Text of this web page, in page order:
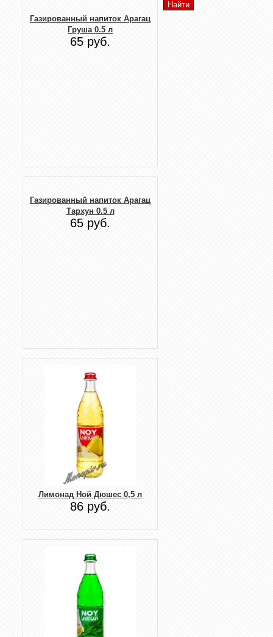
Газированный напиток Арагац
Груша 0.5 л
65 руб.
Газированный напиток Арагац
Тархун 0.5 л
65 руб.
Лимонад Ной Дюшес 0,5 л
86 руб.